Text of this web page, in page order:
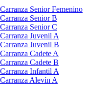
Senior Femenino
Senior B
Senior C
Juvenil A
Juvenil B
Cadete A
Cadete B
Infantil A
Alevín A